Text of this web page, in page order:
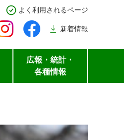
よく利用されるページ
新着情報
広報・統計・
各種情報